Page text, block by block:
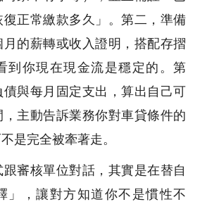
正常繳款多久」。第二，準備
的薪轉或收入證明，搭配存摺
到你現在現金流是穩定的。第
與每月固定支出，算出自己可
主動告訴業務你對車貸條件的
是完全被牽著走。
審核單位對話，其實是在替自
」，讓對方知道你不是慣性不